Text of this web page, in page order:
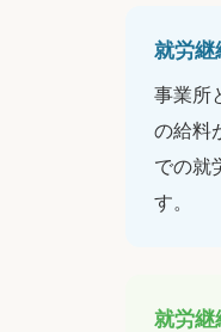
就労継
事業所
の給料
での就
す。
就労継